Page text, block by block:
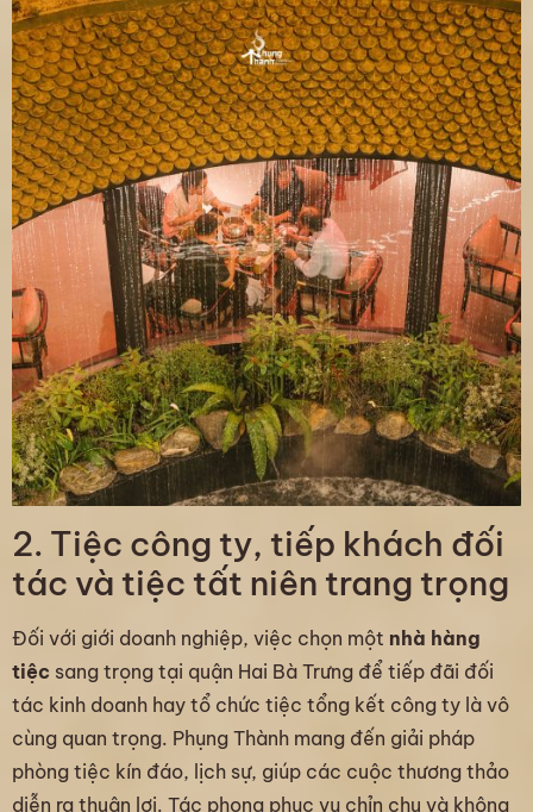
2. Tiệc công ty, tiếp khách đối
tác và tiệc tất niên trang trọng
Đối với giới doanh nghiệp, việc chọn một nhà hàng
tiệc sang trọng tại quận Hai Bà Trưng để tiếp đãi đối
tác kinh doanh hay tổ chức tiệc tổng kết công ty là vô
cùng quan trọng. Phụng Thành mang đến giải pháp
phòng tiệc kín đáo, lịch sự, giúp các cuộc thương thảo
diễn ra thuận lợi. Tác phong phục vụ chỉn chu và không